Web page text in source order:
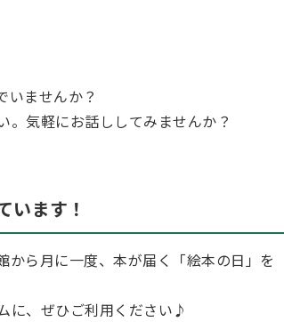
いませんか？
。気軽にお話ししてみませんか？
います！
ら月に一度、本が届く「絵本の日」を
に、ぜひご利用ください♪